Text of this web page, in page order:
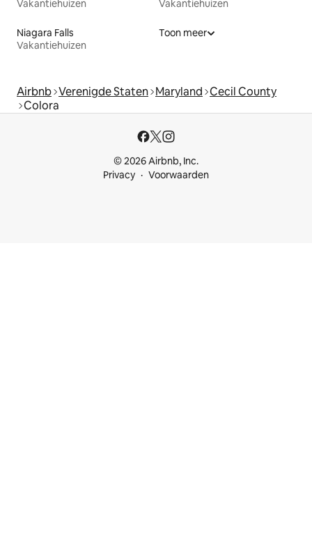
Vakantiehuizen Vakantiehuizen
Niagara Falls
Vakantiehuizen
Toon meer
Airbnb Verenigde Staten Maryland Cecil County
Colora
© 2026 Airbnb, Inc.
Privacy
Voorwaarden